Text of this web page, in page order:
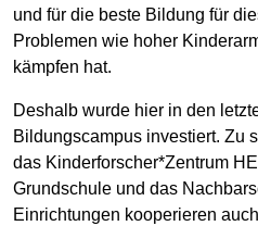
und für die beste Bildung für
Problemen wie hoher
kämpfen hat.
Deshalb wurde hier in den
Bildungscampus investiert. Zu
das Kinderforscher*Zentrum
Grundschule und das
Einrichtungen kooperieren